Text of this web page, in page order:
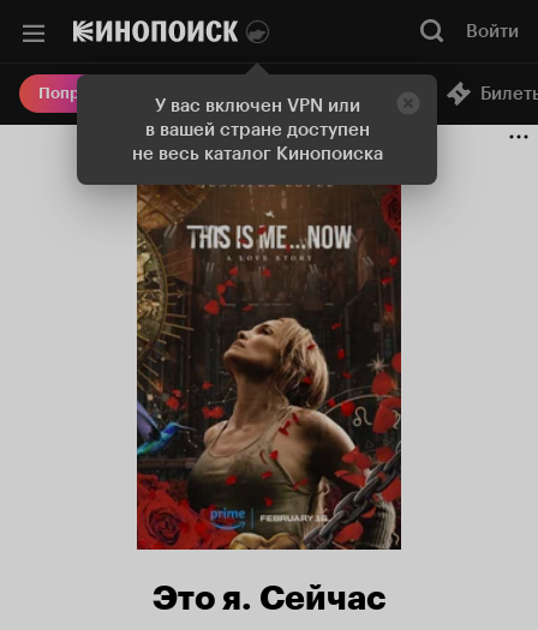
У вас включен VPN или
в вашей стране доступен
не весь каталог Кинопоиска
Войти
Попробовать Плюс Онлайн-кинотеатр
Это я. Сейчас